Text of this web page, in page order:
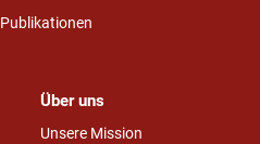
Publikationen
Über uns
Unsere Mission